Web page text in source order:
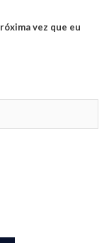
vez que eu